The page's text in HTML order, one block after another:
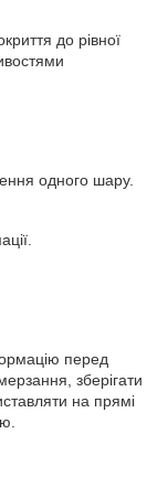
до рівної
одного шару.
перед
зберігати
на прямі